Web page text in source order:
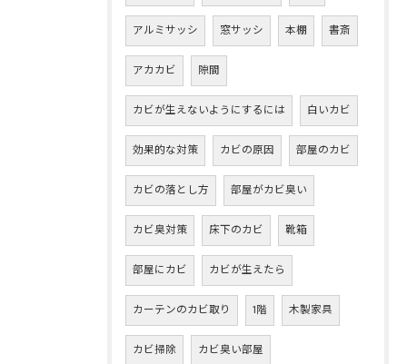
アルミサッシ 窓サッシ 本棚 書斎
アカカビ 隙間
カビが生えないようにするには 白いカビ
効果的な対策 カビの原因 部屋のカビ
カビの落とし方 部屋がカビ臭い
カビ臭対策 床下のカビ 靴箱
部屋にカビ カビが生えたら
カーテンのカビ取り 1階 木製家具
カビ掃除 カビ臭い部屋